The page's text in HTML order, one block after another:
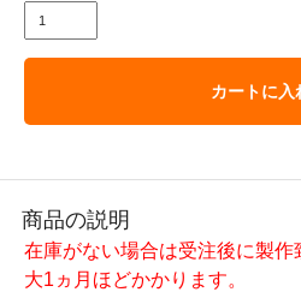
カートに入
商品の説明
在庫がない場合は受注後に製
大1ヵ月ほどかかります。